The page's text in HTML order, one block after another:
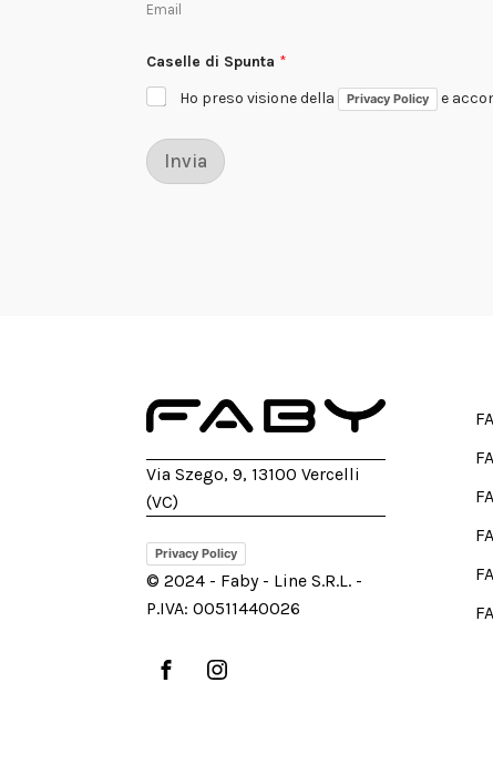
r
*
Email
Caselle di Spunta *
Ho preso visione della
Privacy Policy e
Invia
Via Szego, 9, 13100 Vercelli
(VC)
Privacy Policy
© 2024 - Faby - Line S.R.L. -
P.IVA: 00511440026